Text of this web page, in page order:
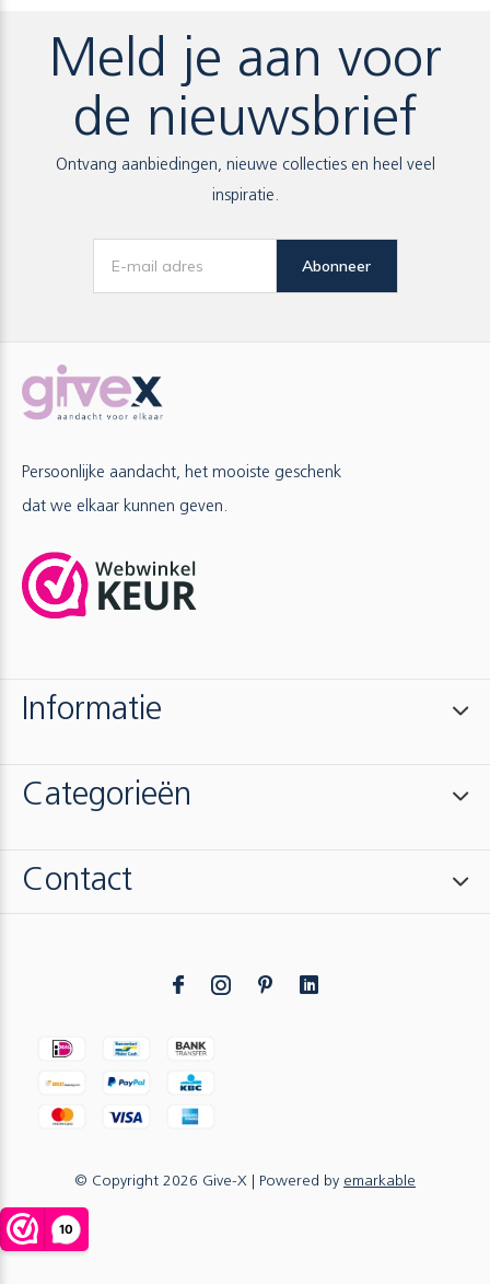
Meld je aan voor
de nieuwsbrief
Ontvang aanbiedingen, nieuwe collecties en heel veel
inspiratie.
Abonneer
Persoonlijke aandacht, het mooiste geschenk
dat we elkaar kunnen geven.
Informatie
Categorieën
Contact
© Copyright 2026 Give-X | Powered by emarkable